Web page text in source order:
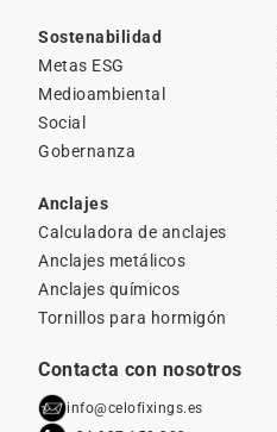
Sostenabilidad
Metas ESG
Medioambiental
Social
Gobernanza
Anclajes
Calculadora de anclajes
Anclajes metálicos
Anclajes químicos
Tornillos para hormigón
Contacta con nosotros
info@celofixings.es